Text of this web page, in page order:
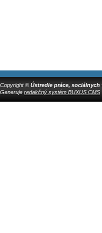
Copyright © Ústredie práce, sociálnych
Generuje redakčný systém BUXUS CMS